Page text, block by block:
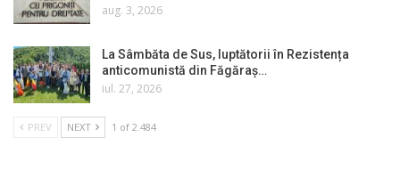
aug. 3, 2026
La Sâmbăta de Sus, luptătorii în Rezistența
anticomunistă din Făgăraș…
iul. 27, 2026
PREV NEXT 1 of 2.484